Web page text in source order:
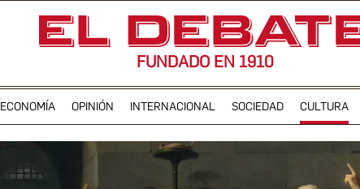
FUNDADO EN 1910
ECONOMÍA OPINIÓN INTERNACIONAL SOCIEDAD CULTURA